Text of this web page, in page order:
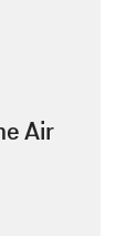
Air